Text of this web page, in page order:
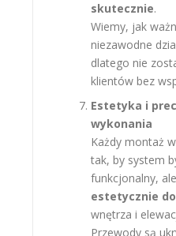
skutecznie.
Wiemy, jak
niezawodne
dlatego nie
klientów bez
Estetyka i
wykonania
Każdy montaż
tak, by system
funkcjonalny,
estetycznie
wnętrza i
Przewody są